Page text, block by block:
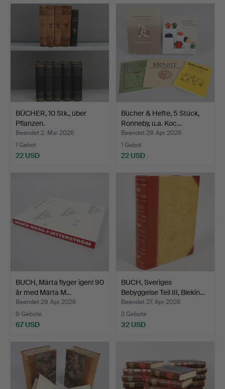
BÜCHER, 10 Stk., über
Pflanzen.
Beendet 2. Mai 2026
1 Gebot
22 USD
Bücher & Hefte, 5 Stück,
Ronneby, u.a. Koc…
Beendet 29. Apr 2026
1 Gebot
22 USD
BUCH, Märta flyger igen! 90
år med Märta M…
Beendet 29. Apr 2026
8 Gebote
67 USD
BUCH, Sveriges
Bebyggelse Teil III, Blekin…
Beendet 27. Apr 2026
3 Gebote
32 USD